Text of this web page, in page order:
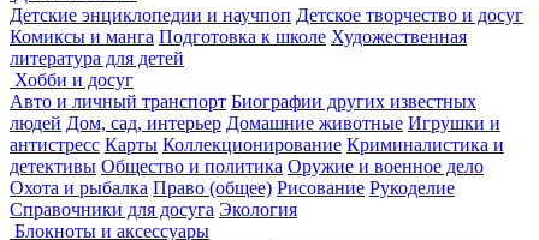
Детские энциклопедии и научпоп Детское творчество и досуг
Комиксы и манга Подготовка к школе Художественная
литература для детей
Хобби и досуг
Авто и личный транспорт Биографии других известных
людей Дом, сад, интерьер Домашние животные Игрушки и
антистресс Карты Коллекционирование Криминалистика и
детективы Общество и политика Оружие и военное дело
Охота и рыбалка Право (общее) Рисование Рукоделие
Справочники для досуга Экология
Блокноты и аксессуары